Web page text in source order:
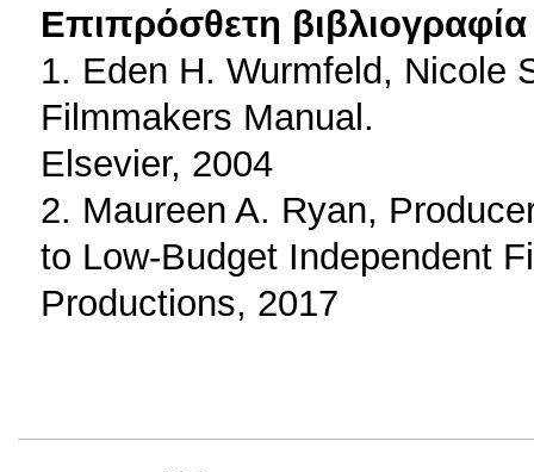
Επιπρόσθετη βιβλιογραφία
1. Eden H. Wurmfeld, Nicole
Filmmakers Manual.
Elsevier, 2004
2. Maureen A. Ryan,
to Low-Budget Independent
Productions, 2017